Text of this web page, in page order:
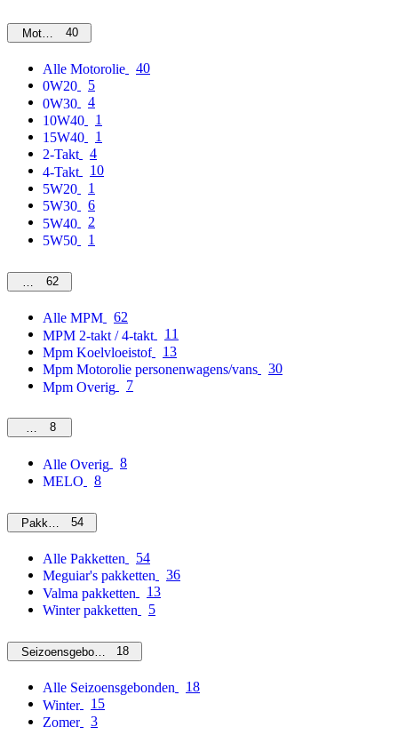
Motorolie40
Alle Motorolie
40
0W20
5
0W30
4
10W40
1
15W40
1
2-Takt
4
4-Takt
10
5W20
1
5W30
6
5W40
2
5W50
1
MPM62
Alle MPM
62
MPM 2-takt / 4-takt
11
Mpm Koelvloeistof
13
Mpm Motorolie personenwagens/vans
30
Mpm Overig
7
Overig
8
Alle Overig
8
MELO
8
Pakketten54
Alle Pakketten
54
Meguiar's pakketten
36
Valma pakketten
13
Winter pakketten
5
Seizoensgebonden18
Alle Seizoensgebonden
18
Winter
15
Zomer
3